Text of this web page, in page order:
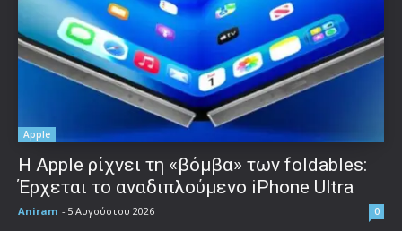
Apple
Η Apple ρίχνει τη «βόμβα» των foldables:
Έρχεται το αναδιπλούμενο iPhone Ultra
Aniram - 5 Αυγούστου 2026 0